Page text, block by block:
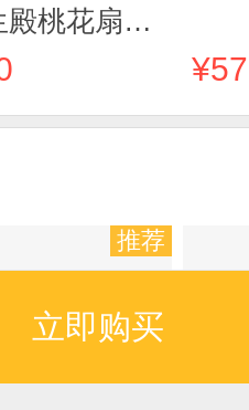
桃花扇·
推荐
立即购买